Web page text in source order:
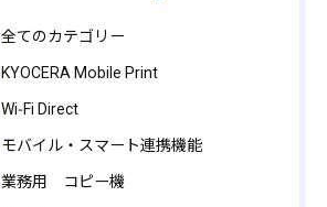
全てのカテゴリー
KYOCERA Mobile Print
Wi‑Fi Direct
モバイル・スマート連携機能
業務用 コピー機